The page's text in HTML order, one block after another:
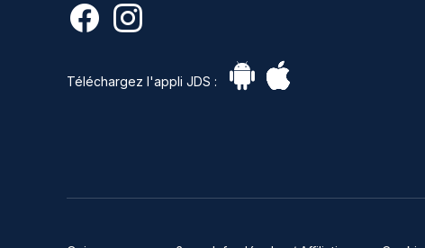
Téléchargez l'appli JDS :